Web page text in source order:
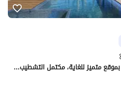
للبيع شاليه أرضي مزدوج الإطلالة بموقع متميز للغاية، مكتمل التشطيب - على بعد 200 متر فقط من الشاطئ - في قلب الساحل الشمالي.